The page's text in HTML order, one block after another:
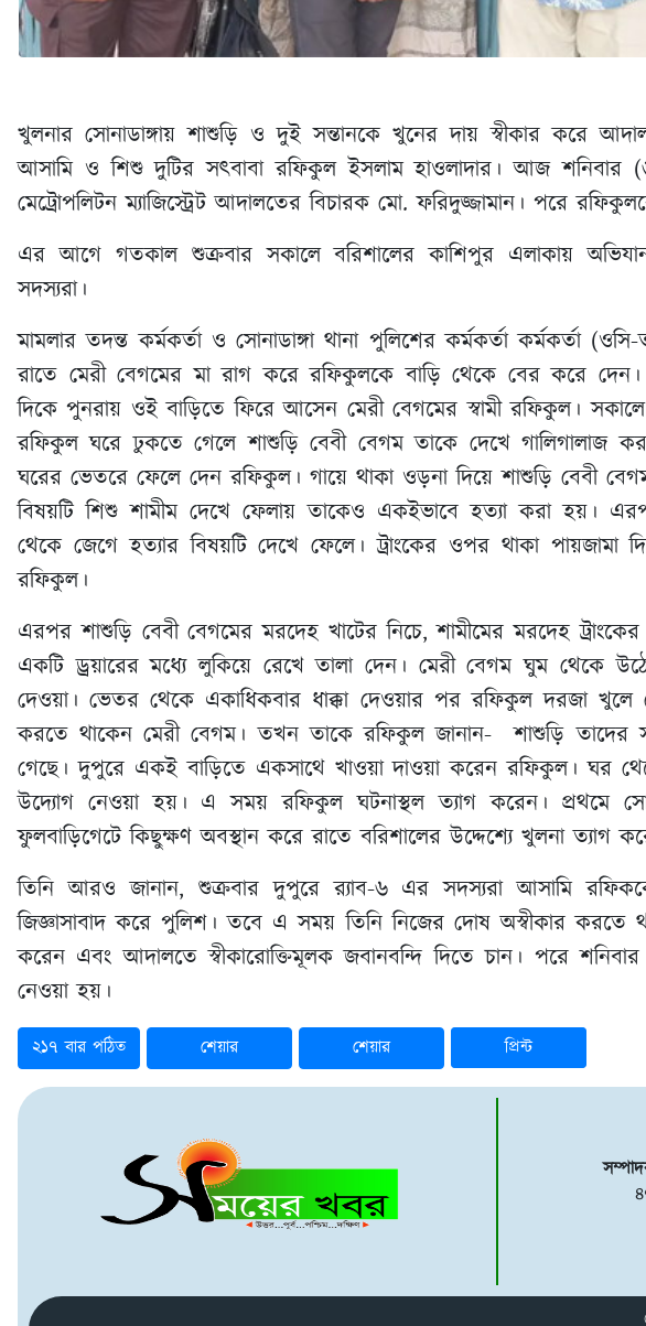
খুলনার সোনাডাঙ্গায় শাশুড়ি ও দুই সন্তানকে খুনের দায় স্বীকার করে
আসামি ও শিশু দুটির সৎবাবা রফিকুল ইসলাম হাওলাদার। আজ শনিবার
মেট্রোপলিটন ম্যাজিস্ট্রেট আদালতের বিচারক মো. ফরিদুজ্জামান। পরে
এর আগে গতকাল শুক্রবার সকালে বরিশালের কাশিপুর এলাকায় অভিযান
সদস্যরা।
মামলার তদন্ত কর্মকর্তা ও সোনাডাঙ্গা থানা পুলিশের কর্মকর্তা কর্মকর্তা
রাতে মেরী বেগমের মা রাগ করে রফিকুলকে বাড়ি থেকে বের করে
দিকে পুনরায় ওই বাড়িতে ফিরে আসেন মেরী বেগমের স্বামী রফিকুল।
রফিকুল ঘরে ঢুকতে গেলে শাশুড়ি বেবী বেগম তাকে দেখে গালিগালাজ
ঘরের ভেতরে ফেলে দেন রফিকুল। গায়ে থাকা ওড়না দিয়ে শাশুড়ি বেবী
বিষয়টি শিশু শামীম দেখে ফেলায় তাকেও একইভাবে হত্যা করা হয়।
থেকে জেগে হত্যার বিষয়টি দেখে ফেলে। ট্রাংকের ওপর থাকা পায়জামা
রফিকুল।
এরপর শাশুড়ি বেবী বেগমের মরদেহ খাটের নিচে, শামীমের মরদেহ
একটি ড্রয়ারের মধ্যে লুকিয়ে রেখে তালা দেন। মেরী বেগম ঘুম থেকে
দেওয়া। ভেতর থেকে একাধিকবার ধাক্কা দেওয়ার পর রফিকুল দরজা খুলে
করতে থাকেন মেরী বেগম। তখন তাকে রফিকুল জানান- শাশুড়ি তাদের
গেছে। দুপুরে একই বাড়িতে একসাথে খাওয়া দাওয়া করেন রফিকুল। ঘর
উদ্যোগ নেওয়া হয়। এ সময় রফিকুল ঘটনাস্থল ত্যাগ করেন। প্রথমে
ফুলবাড়িগেটে কিছুক্ষণ অবস্থান করে রাতে বরিশালের উদ্দেশ্যে খুলনা ত্যাগ
তিনি আরও জানান, শুক্রবার দুপুরে র‌্যাব-৬ এর সদস্যরা আসামি
জিজ্ঞাসাবাদ করে পুলিশ। তবে এ সময় তিনি নিজের দোষ অস্বীকার করতে
করেন এবং আদালতে স্বীকারোক্তিমূলক জবানবন্দি দিতে চান। পরে
নেওয়া হয়।
২১৭ বার পঠিত শেয়ার শেয়ার প্রিন্ট